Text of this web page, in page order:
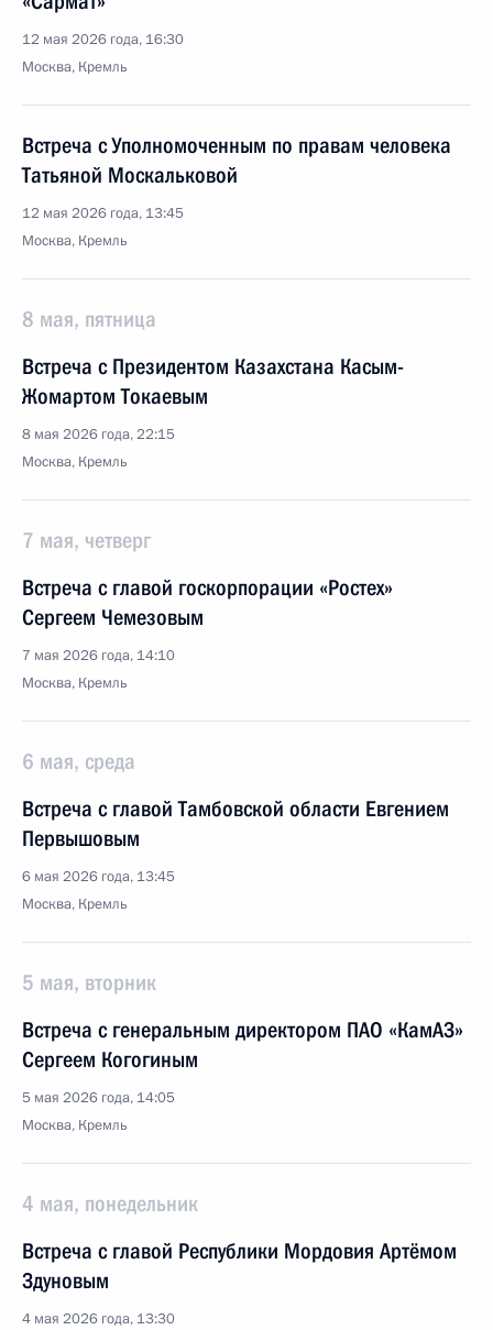
12 мая 2026 года, 16:30
Москва, Кремль
Встреча с Уполномоченным по правам человека
Татьяной Москальковой
12 мая 2026 года, 13:45
Москва, Кремль
8 мая, пятница
Встреча с Президентом Казахстана Касым-
Жомартом Токаевым
8 мая 2026 года, 22:15
Москва, Кремль
7 мая, четверг
Встреча с главой госкорпорации «Ростех»
Сергеем Чемезовым
7 мая 2026 года, 14:10
Москва, Кремль
6 мая, среда
Встреча с главой Тамбовской области Евгением
Первышовым
6 мая 2026 года, 13:45
Москва, Кремль
5 мая, вторник
Встреча с генеральным директором ПАО «КамАЗ»
Сергеем Когогиным
5 мая 2026 года, 14:05
Москва, Кремль
4 мая, понедельник
Встреча с главой Республики Мордовия Артёмом
Здуновым
4 мая 2026 года, 13:30